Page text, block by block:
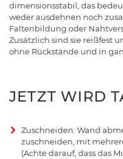
dimensionsstabil, das
weder ausdehnen noch
Faltenbildung oder
Zusätzlich sind sie reißfest
ohne Rückstände und in
JETZT WIRD
Zuschneiden: Wand
zuschneiden, mit
(Achte darauf, dass das